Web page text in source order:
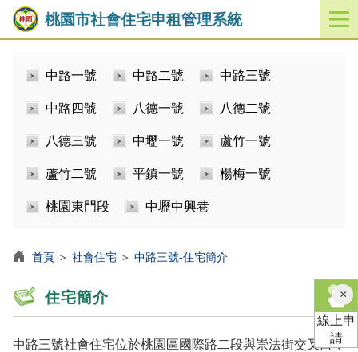
桃園市社會住宅申租管理系統
開
啟
中路一號 中路二號 中路三號
中路四號 八德一號 八德二號
八德三號 中壢一號 蘆竹一號
蘆竹二號 平鎮一號 楊梅一號
桃園東門段 中壢中興巷
首頁 ＞ 社會住宅 ＞ 中路三號-住宅簡介
住宅簡介
中路三號社會住宅位於桃園區國際路二段與崇法街交叉口，
×關
閉
線上申
請